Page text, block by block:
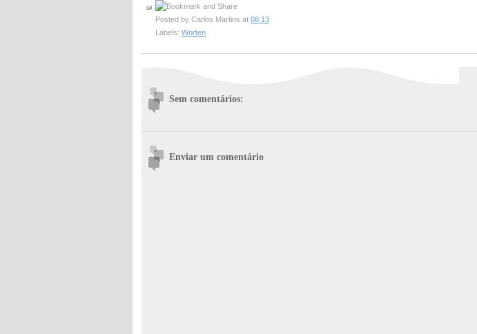
Posted by Carlos Martins at 08:13
Labels: Worten
Sem comentários:
Enviar um comentário